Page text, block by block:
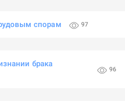
спорам 97
брака
96